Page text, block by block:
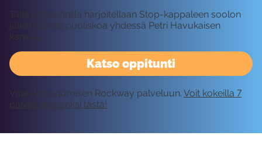
Katso oppitunti
Tällä oppitunnilla harjoitellaan Stop-kappaleen soolon
jälkimmäistä puoliskoa yhdessä Petri Havukaisen
kanssa.
Vaatii kirjautumisen Rockway palveluun. Voit kokeilla 7
päivää ilmaiseksi tästä!